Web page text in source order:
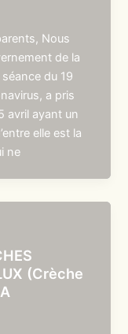
Nous
de la
du 19
a pris
avril ayant un
elle est la
ne
(Crèche